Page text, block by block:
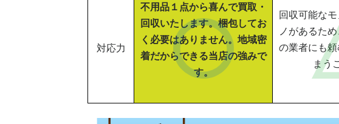
対応力
不用品１点から喜んで買取・
回収いたします。梱包してお
く必要はありません。地域密
着だからできる当店の強みで
す。
回収可能な
ノがあるた
の業者にも
まう